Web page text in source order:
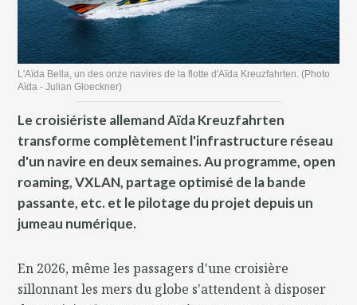
L'Aïda Bella, un des onze navires de la flotte d'Aïda Kreuzfahrten. (Photo
Aïda - Julian Gloeckner)
Le croisiériste allemand Aïda Kreuzfahrten
transforme complètement l'infrastructure réseau
d'un navire en deux semaines. Au programme, open
roaming, VXLAN, partage optimisé de la bande
passante, etc. et le pilotage du projet depuis un
jumeau numérique.
En 2026, même les passagers d'une croisière
sillonnant les mers du globe s'attendent à disposer